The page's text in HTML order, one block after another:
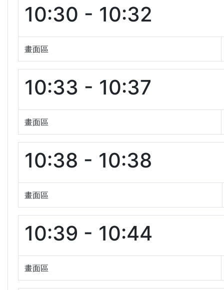
10:30 - 10:32
畫面區
10:33 - 10:37
畫面區
10:38 - 10:38
畫面區
10:39 - 10:44
畫面區